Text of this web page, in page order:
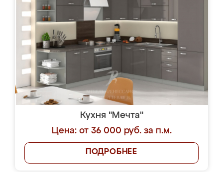
Кухня "Мечта"
Цена: от 36 000 руб. за п.м.
ПОДРОБНЕЕ